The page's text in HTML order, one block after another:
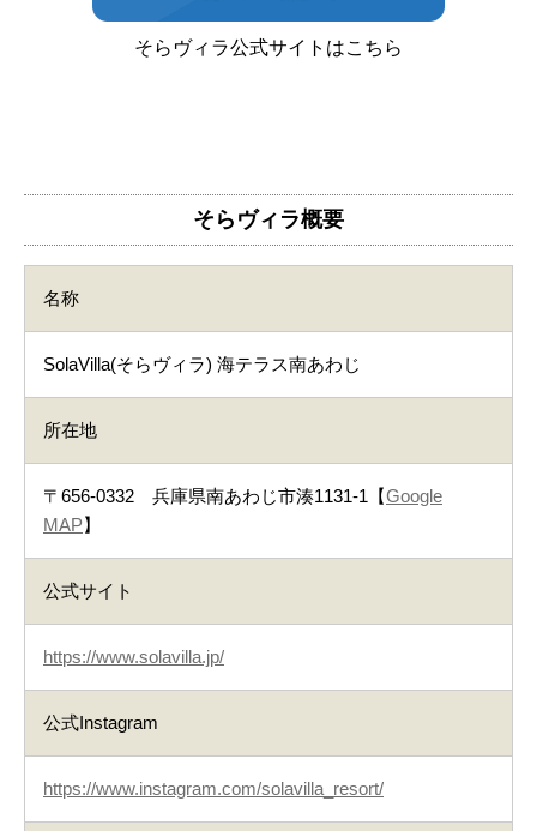
そらヴィラ公式サイトはこちら
そらヴィラ概要
名称
SolaVilla(そらヴィラ) 海テラス南あわじ
所在地
〒656-0332 兵庫県南あわじ市湊1131-1【Google
MAP】
公式サイト
https://www.solavilla.jp/
公式Instagram
https://www.instagram.com/solavilla_resort/